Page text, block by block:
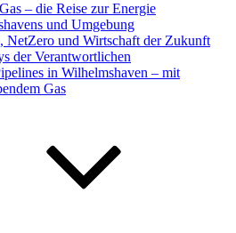
– die Reise zur Energie
und Umgebung
NetZero und Wirtschaft der Zukunft
der Verantwortlichen
in Wilhelmshaven – mit
Gas